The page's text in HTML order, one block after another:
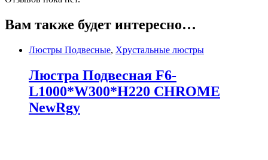
Вам также будет интересно…
Люстры Подвесные, Хрустальные люстры
Люстра Подвесная F6-
L1000*W300*H220 CHROME
NewRgy